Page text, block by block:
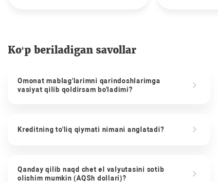
Ko‘p beriladigan savollar
Omonat mablag'larimni qarindoshlarimga
vasiyat qilib qoldirsam bo'ladimi?
Kreditning to'liq qiymati nimani anglatadi?
Qanday qilib naqd chet el valyutasini sotib
olishim mumkin (AQSh dollari)?